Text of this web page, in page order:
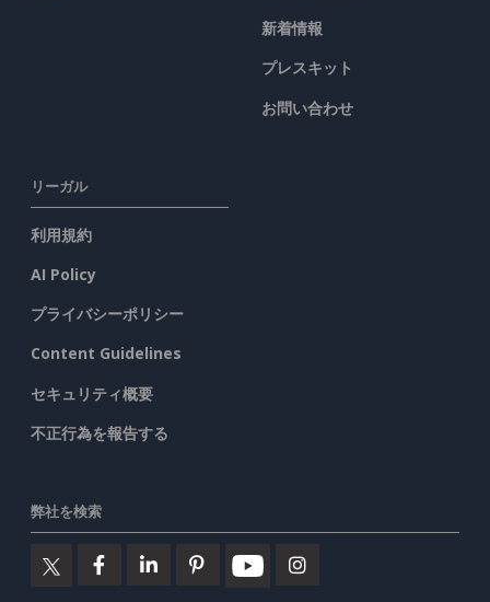
新着情報
プレスキット
お問い合わせ
リーガル
利用規約
AI Policy
プライバシーポリシー
Content Guidelines
セキュリティ概要
不正行為を報告する
弊社を検索